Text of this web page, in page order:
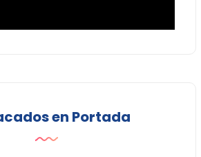
en Portada